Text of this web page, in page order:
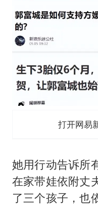
打开网易
她用行动告诉所
在家带娃依附丈
了三个孩子，也